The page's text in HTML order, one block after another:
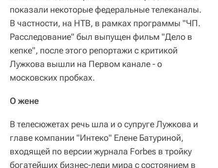
показали некоторые федеральные телеканалы.
В частности, на НТВ, в рамках программы "ЧП.
Расследование" был выпущен фильм "Дело в
кепке", после этого репортажи с критикой
Лужкова вышли на Первом канале - о
московских пробках.
О жене
В телесюжетах речь шла и о супруге Лужкова и
главе компании "Интеко" Елене Батуриной,
входящей по версии журнала Forbes в тройку
богатейших бизнес-леди мира с состоянием в